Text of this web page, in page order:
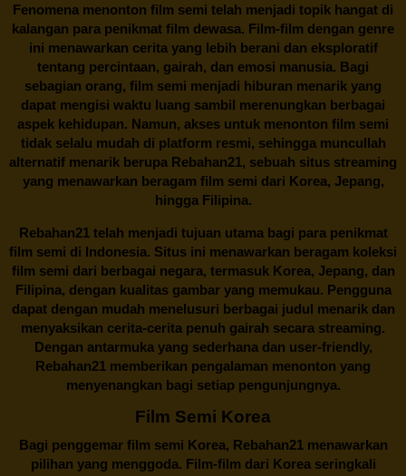
Fenomena menonton film semi telah menjadi topik hangat di
kalangan para penikmat film dewasa. Film-film dengan genre
ini menawarkan cerita yang lebih berani dan eksploratif
tentang percintaan, gairah, dan emosi manusia. Bagi
sebagian orang, film semi menjadi hiburan menarik yang
dapat mengisi waktu luang sambil merenungkan berbagai
aspek kehidupan. Namun, akses untuk menonton film semi
tidak selalu mudah di platform resmi, sehingga muncullah
alternatif menarik berupa Rebahan21, sebuah situs streaming
yang menawarkan beragam film semi dari Korea, Jepang,
hingga Filipina.
Rebahan21telah menjadi tujuan utama bagi para penikmat
film semi di Indonesia. Situs ini menawarkan beragam koleksi
film semi dari berbagai negara, termasuk Korea, Jepang, dan
Filipina, dengan kualitas gambar yang memukau. Pengguna
dapat dengan mudah menelusuri berbagai judul menarik dan
menyaksikan cerita-cerita penuh gairah secara streaming.
Dengan antarmuka yang sederhana dan user-friendly,
Rebahan21 memberikan pengalaman menonton yang
menyenangkan bagi setiap pengunjungnya.
Film Semi Korea
Bagi penggemar film semi Korea, Rebahan21menawarkan
pilihan yang menggoda. Film-film dari Korea seringkali